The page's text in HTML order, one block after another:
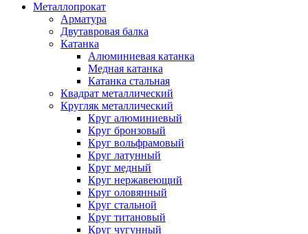
Металлопрокат
Арматура
Двутавровая балка
Катанка
Алюминиевая катанка
Медная катанка
Катанка стальная
Квадрат металлический
Кругляк металлический
Круг алюминиевый
Круг бронзовый
Круг вольфрамовый
Круг латунный
Круг медный
Круг нержавеющий
Круг оловянный
Круг стальной
Круг титановый
Круг чугунный